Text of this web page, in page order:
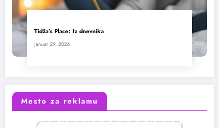
Tidža’s Place: Iz dnevnika
januar 29, 2026
Mesto za reklamu